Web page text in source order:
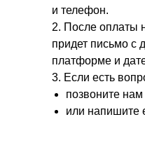
и телефон.
2. После оплаты
придет письмо с
платформе и
3. Если есть
позвоните
или напишите